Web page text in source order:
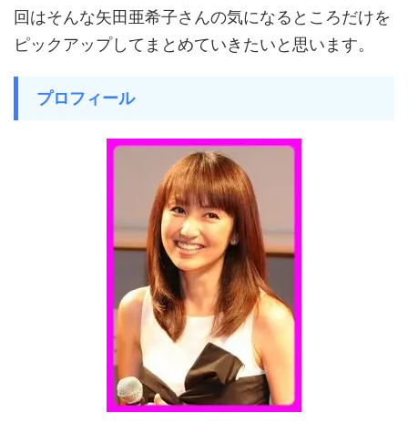
回はそんな矢田亜希子さんの気になるところだけを
ピックアップしてまとめていきたいと思います。
プロフィール